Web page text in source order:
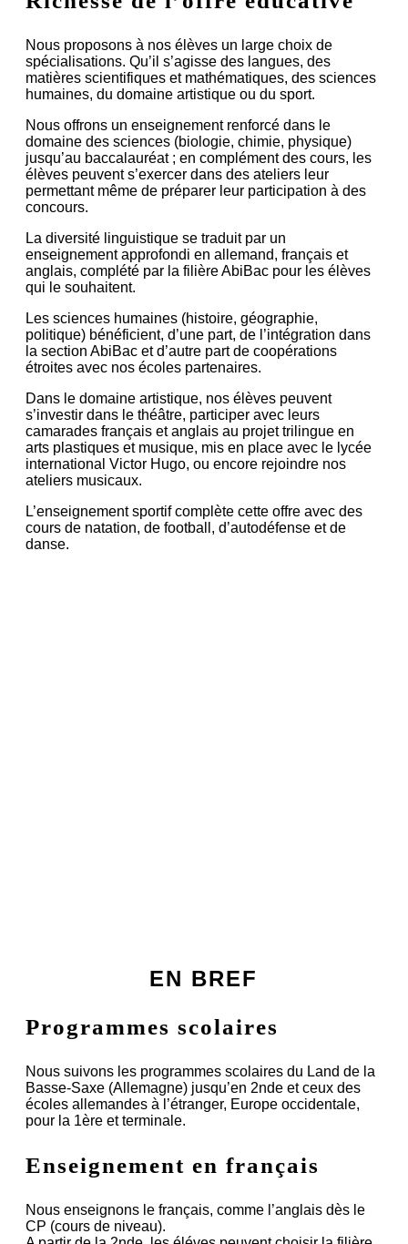
Nous proposons à nos élèves un large choix de
spécialisations. Qu’il s’agisse des langues, des
matières scientifiques et mathématiques, des sciences
humaines, du domaine artistique ou du sport.
Nous offrons un enseignement renforcé dans le
domaine des sciences (biologie, chimie, physique)
jusqu’au baccalauréat ; en complément des cours, les
élèves peuvent s’exercer dans des ateliers leur
permettant même de préparer leur participation à des
concours.
La diversité linguistique se traduit par un
enseignement approfondi en allemand, français et
anglais, complété par la filière AbiBac pour les élèves
qui le souhaitent.
Les sciences humaines (histoire, géographie,
politique) bénéficient, d’une part, de l’intégration dans
la section AbiBac et d’autre part de coopérations
étroites avec nos écoles partenaires.
Dans le domaine artistique, nos élèves peuvent
s’investir dans le théâtre, participer avec leurs
camarades français et anglais au projet trilingue en
arts plastiques et musique, mis en place avec le lycée
international Victor Hugo, ou encore rejoindre nos
ateliers musicaux.
L’enseignement sportif complète cette offre avec des
cours de natation, de football, d’autodéfense et de
danse.
EN BREF
Programmes scolaires
Nous suivons les programmes scolaires du Land de la
Basse-Saxe (Allemagne) jusqu’en 2nde et ceux des
écoles allemandes à l’étranger, Europe occidentale,
pour la 1ère et terminale.
Enseignement en français
Nous enseignons le français, comme l’anglais dès le
CP (cours de niveau).